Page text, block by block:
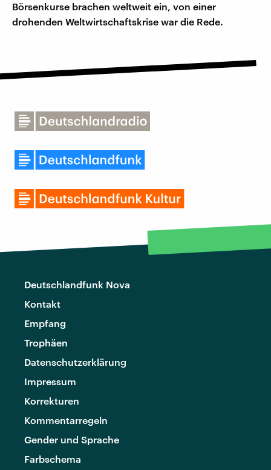
Börsenkurse brachen weltweit ein, von einer
drohenden Weltwirtschaftskrise war die Rede.
Deutschlandfunk Nova
Kontakt
Empfang
Trophäen
Datenschutzerklärung
Impressum
Korrekturen
Kommentarregeln
Gender und Sprache
Farbschema